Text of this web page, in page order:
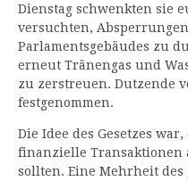
Dienstag schwenkten sie
versuchten,
Parlamentsgebäudes zu
erneut Tränengas und
zu zerstreuen. Dutzende
festgenommen.
Die Idee des Gesetzes
finanzielle Transaktionen
sollten. Eine Mehrheit des